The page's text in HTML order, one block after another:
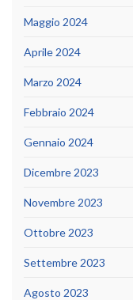
Maggio 2024
Aprile 2024
Marzo 2024
Febbraio 2024
Gennaio 2024
Dicembre 2023
Novembre 2023
Ottobre 2023
Settembre 2023
Agosto 2023